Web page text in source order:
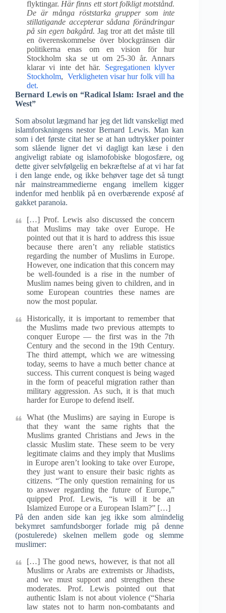
flyktingar. Här finns ett stort folkligt motstånd.
De är många röststarka grupper som inte
stillatigande accepterar sådana förändringar
på sin egen bakgård. Jag tror att det måste till
en överenskommelse över blockgränsen där
politikerna enas om en vision för hur
Stockholm ska se ut om 25-30 år. Annars
klarar vi inte det här. Segregationen klyver
Stockholm, Verkligheten visar hur folk vill ha
det.
Bernard Lewis on “Radical Islam: Israel and the
West”
Som absolut lægmand har jeg det lidt vanskeligt med
islamforskningens nestor Bernard Lewis. Man kan
som i det første citat her se at han udtrykker pointer
som slående ligner det vi dagligt kan læse i den
angiveligt rabiate og islamofobiske blogosfære, og
dette giver selvfølgelig en bekræftelse af at vi har fat
i den lange ende, og ikke behøver tage det så tungt
når mainstreammedierne engang imellem kigger
indenfor med henblik på en overbærende exposé af
gakket paranoia.
[…] Prof. Lewis also discussed the concern
that Muslims may take over Europe. He
pointed out that it is hard to address this issue
because there aren’t any reliable statistics
regarding the number of Muslims in Europe.
However, one indication that this concern may
be well-founded is a rise in the number of
Muslim names being given to children, and in
some European countries these names are
now the most popular.
Historically, it is important to remember that
the Muslims made two previous attempts to
conquer Europe — the first was in the 7th
Century and the second in the 19th Century.
The third attempt, which we are witnessing
today, seems to have a much better chance at
success. This current conquest is being waged
in the form of peaceful migration rather than
military aggression. As such, it is that much
harder for Europe to defend itself.
What (the Muslims) are saying in Europe is
that they want the same rights that the
Muslims granted Christians and Jews in the
classic Muslim state. These seem to be very
legitimate claims and they imply that Muslims
in Europe aren’t looking to take over Europe,
they just want to ensure their basic rights as
citizens. “The only question remaining for us
to answer regarding the future of Europe,”
quipped Prof. Lewis, “is will it be an
Islamized Europe or a European Islam?” […]
På den anden side kan jeg ikke som almindelig
bekymret samfundsborger forlade mig på denne
(postulerede) skelnen mellem gode og slemme
muslimer:
[…] The good news, however, is that not all
Muslims or Arabs are extremists or Jihadists,
and we must support and strengthen these
moderates. Prof. Lewis pointed out that
authentic Islam is not about violence (“Sharia
law states not to harm non-combatants and